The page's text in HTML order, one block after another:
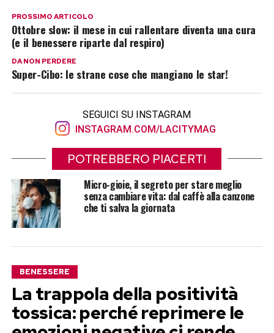
PROSSIMO ARTICOLO
Ottobre slow: il mese in cui rallentare diventa una cura
(e il benessere riparte dal respiro)
DA NON PERDERE
Super-Cibo: le strane cose che mangiano le star!
SEGUICI SU INSTAGRAM
INSTAGRAM.COM/LACITYMAG
POTREBBERO PIACERTI
Micro-gioie, il segreto per stare meglio
senza cambiare vita: dal caffè alla canzone
che ti salva la giornata
BENESSERE
La trappola della positività
tossica: perché reprimere le